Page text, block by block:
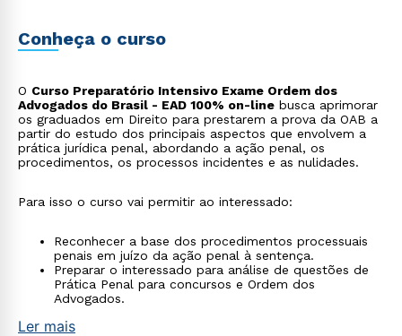
Conheça o curso
O Curso Preparatório Intensivo Exame Ordem dos
Advogados do Brasil - EAD 100% on-line busca aprimorar
os graduados em Direito para prestarem a prova da OAB a
partir do estudo dos principais aspectos que envolvem a
prática jurídica penal, abordando a ação penal, os
procedimentos, os processos incidentes e as nulidades.
Para isso o curso vai permitir ao interessado:
Reconhecer a base dos procedimentos processuais
penais em juízo da ação penal à sentença.
Preparar o interessado para análise de questões de
Prática Penal para concursos e Ordem dos
Advogados.
Ler mais